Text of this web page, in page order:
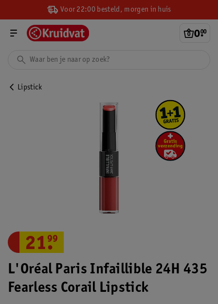
Voor 22:00 besteld, morgen in huis
0.
00
Lipstick
L'Oréal Paris Infaillible 24H 435
Fearless Corail Lipstick
21.
99